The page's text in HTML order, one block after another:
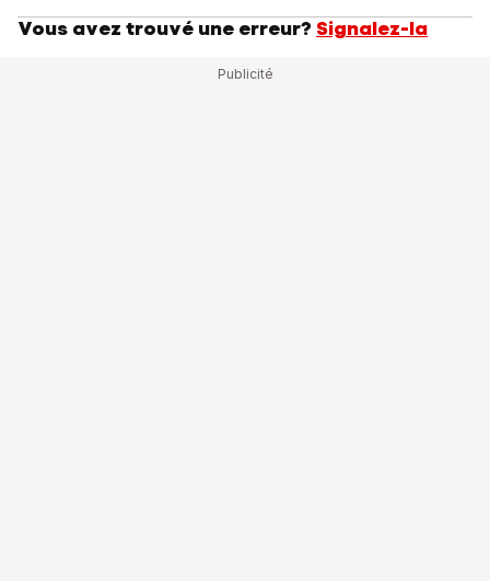
Vous avez trouvé une erreur? Signalez-la